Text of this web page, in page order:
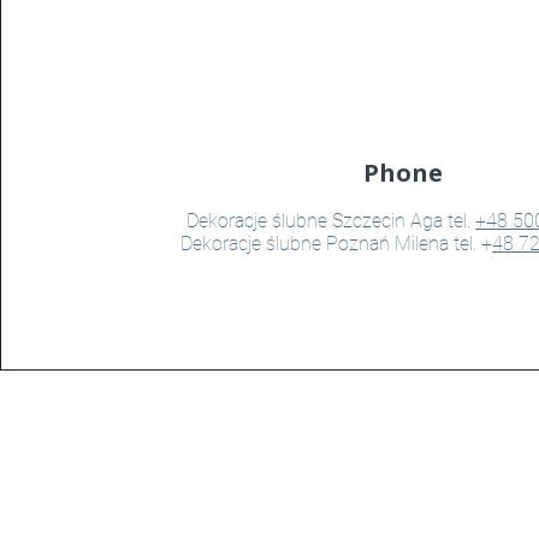
Phone
Dekoracje ślubne Szczecin Aga tel.+48
Dekoracje ślubne Poznań Milena tel. +48